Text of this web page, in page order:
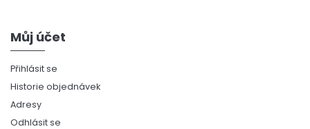
Můj účet
Přihlásit se
Historie objednávek
Adresy
Odhlásit se